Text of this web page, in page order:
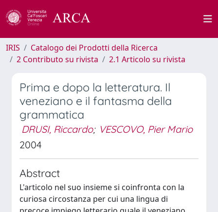
IRIS
Catalogo dei Prodotti della Ricerca
2 Contributo su rivista
2.1 Articolo su rivista
Prima e dopo la letteratura. Il
veneziano e il fantasma della
grammatica
DRUSI, Riccardo; VESCOVO, Pier Mario
2004
Abstract
L'articolo nel suo insieme si coinfronta con la
curiosa circostanza per cui una lingua di